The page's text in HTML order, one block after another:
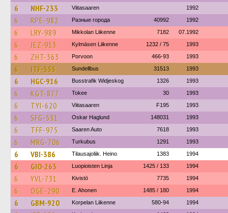
6 NHF-233 Viitasaaren 1992
6 RPE-982 Разные города 40992 1992
6 LRY-989 Mikkolan Liikenne 7182 07.1992
6 JEZ-913 Kylmäsen Liikenne 1232 / 75 1993
6 ZHT-363 Porvoon 466-93 1993
6 ITF-355 Sundellbus 31513 1993
6 HGC-916 Busstrafik Widjeskog 1326 1993
6 KGT-877 Tokee 30 1993
6 TYI-620 Viitasaaren F195 1993
6 SFG-531 Oskar Haglund 148031 1993
6 TFF-975 Saaren Auto 7618 1993
6 MRG-706 Turkubus 1291 1993
6 VBI-386 Tilausajoliik. Heino 1383 1994
6 GIO-263 Luopioisten Linja 1425 / 133 1994
6 YVL-731 Kivistö 7735 1994
6 OGE-290 E. Ahonen 1485 / 180 1994
6 GBM-920 Korpelan Liikenne 580-94 1994